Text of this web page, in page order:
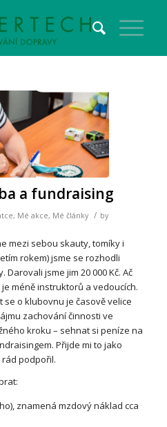
a fundraising
, Mé akce, Mé články / by
mezi sebou skauty, tomíky i
rokem) jsme se rozhodli
Darovali jsme jim 20 000 Kč. Ač
méně instruktorů a vedoucích.
o klubovnu je časově velice
zachování činnosti ve
kroku – sehnat si peníze na
Přijde mi to jako
podpořil.
znamená mzdový náklad cca